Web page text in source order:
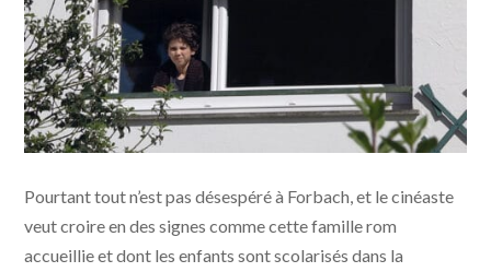
Pourtant tout n’est pas désespéré à Forbach, et le cinéaste
veut croire en des signes comme cette famille rom
accueillie et dont les enfants sont scolarisés dans la